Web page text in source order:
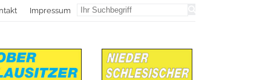
Impressum